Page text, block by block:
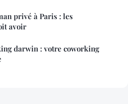
privé à Paris : les
avoir
darwin : votre coworking